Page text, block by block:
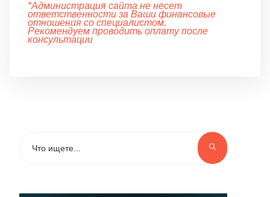
*Администрация сайта не несет
ответственности за Ваши финансовые
отношения со специалистом.
Рекомендуем проводить оплату после
консультации